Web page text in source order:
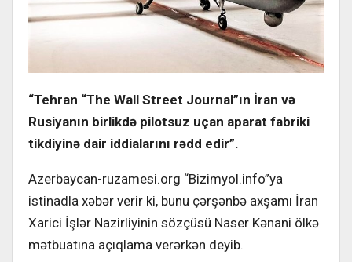
“Tehran “The Wall Street Journal”ın İran və
Rusiyanın birlikdə pilotsuz uçan aparat fabriki
tikdiyinə dair iddialarını rədd edir”.
Azerbaycan-ruzamesi.org “Bizimyol.info”ya
istinadla xəbər verir ki, bunu çərşənbə axşamı İran
Xarici İşlər Nazirliyinin sözçüsü Naser Kənani ölkə
mətbuatına açıqlama verərkən deyib.